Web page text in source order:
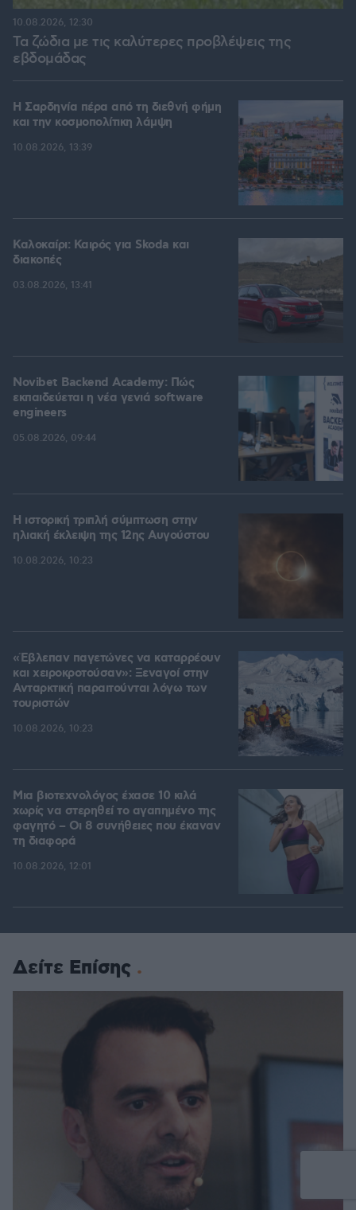
Τα ζώδια με τις καλύτερες προβλέψεις της
εβδομάδας
10.08.2026, 12:30
Η Σαρδηνία πέρα από τη διεθνή φήμη
και την κοσμοπολίτικη λάμψη
10.08.2026, 13:39
Καλοκαίρι: Καιρός για Skoda και
διακοπές
03.08.2026, 13:41
Novibet Backend Academy: Πώς
εκπαιδεύεται η νέα γενιά software
engineers
05.08.2026, 09:44
Η ιστορική τριπλή σύμπτωση στην
ηλιακή έκλειψη της 12ης Αυγούστου
10.08.2026, 10:23
«Έβλεπαν παγετώνες να καταρρέουν
και χειροκροτούσαν»: Ξεναγοί στην
Ανταρκτική παραιτούνται λόγω των
τουριστών
10.08.2026, 10:23
Μια βιοτεχνολόγος έχασε 10 κιλά
χωρίς να στερηθεί το αγαπημένο της
φαγητό – Οι 8 συνήθειες που έκαναν
τη διαφορά
10.08.2026, 12:01
Δείτε Επίσης